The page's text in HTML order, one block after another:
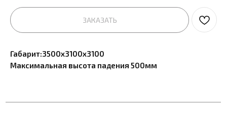
ЗАКАЗАТЬ
Габарит:3500х3100х3100
Максимальная высота падения 500мм